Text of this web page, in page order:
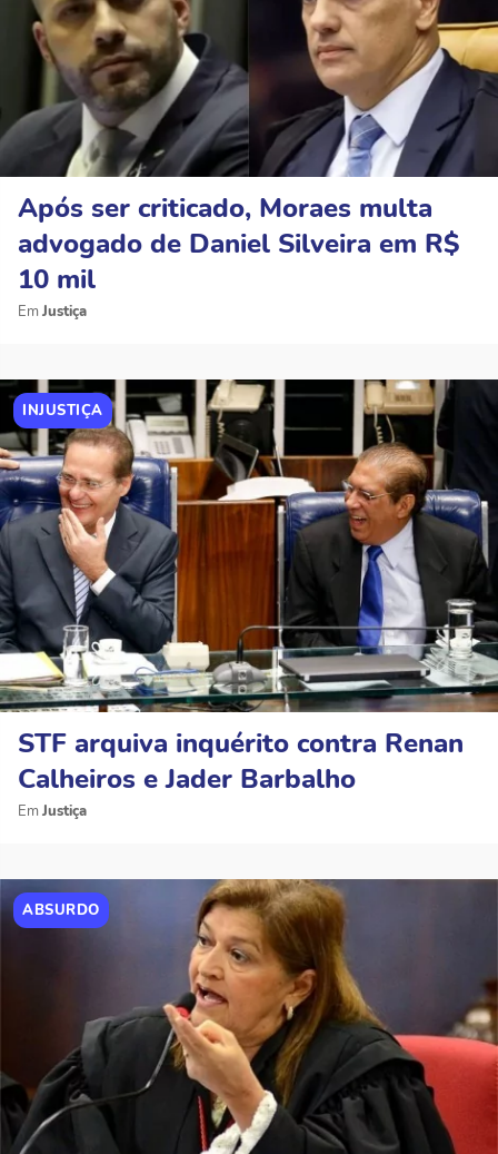
Após ser criticado, Moraes multa
advogado de Daniel Silveira em R$
10 mil
Justiça
INJUSTIÇA
STF arquiva inquérito contra Renan
Calheiros e Jader Barbalho
Justiça
ABSURDO